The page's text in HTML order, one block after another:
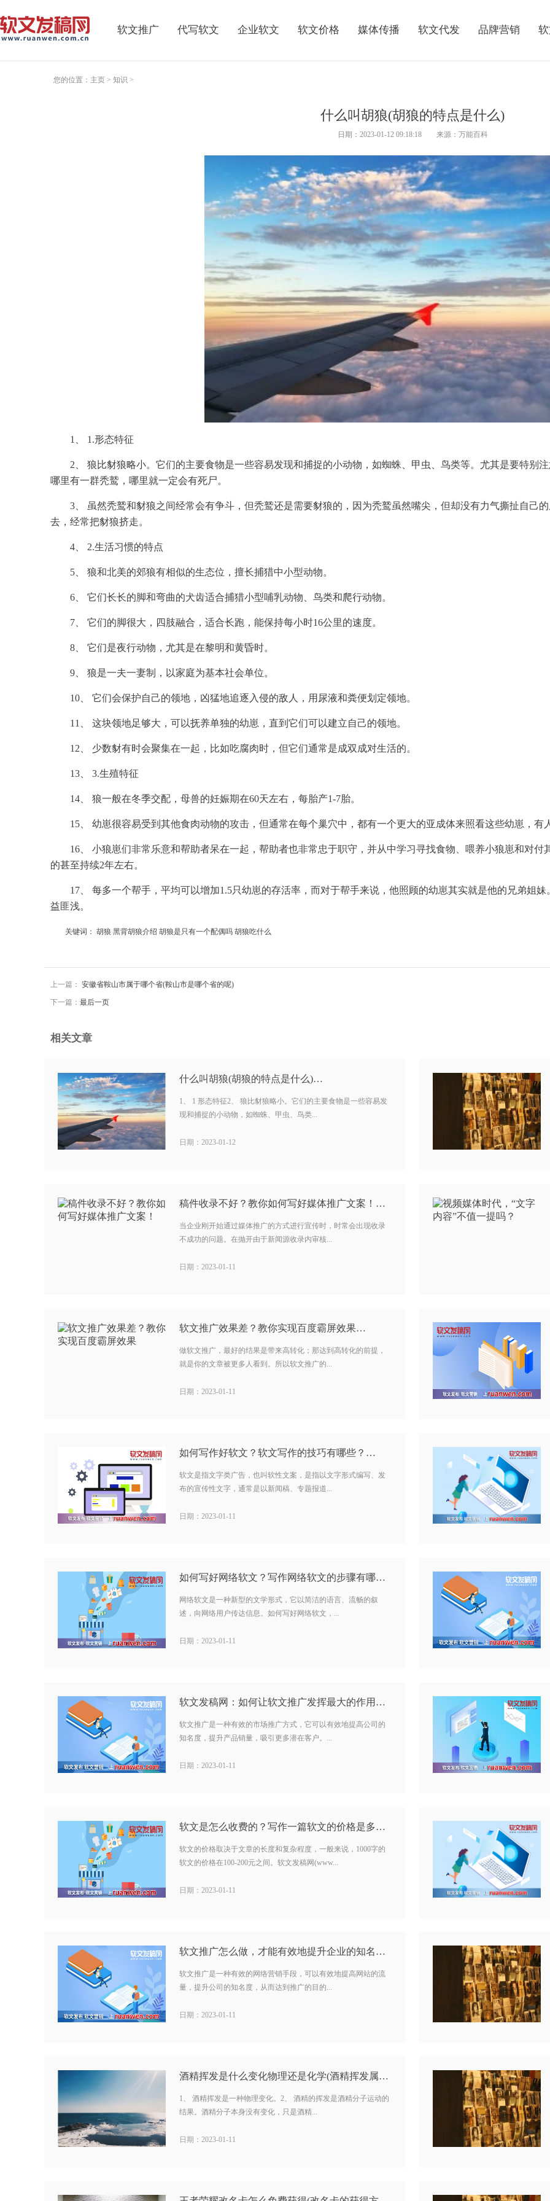
软文推广 代写软文 企业软文 软文价格 媒体传播 软文代发 品牌营销
您的位置： 主页 > 知识 >
什么叫胡狼(胡狼的特点是什么)
日期：2023-01-12 09:18:18 来源：万能百科
1、 1.形态特征
2、 狼比豺狼略小。它们的主要食物是一些容易发现和捕捉的小动物，如蜘蛛、甲虫、鸟类等。尤其是要特别
哪里有一群秃鹫， 哪里就一定会有死尸。
3、 虽然秃鹫和豺狼之间经常会有争斗，但秃鹫还是需要豺狼的，因为秃鹫虽然嘴尖，但却没有力气撕扯自己
去，经常把豺狼挤走。
4、 2.生活习惯的特点
5、 狼和北美的郊狼有相似的生态位，擅长捕猎中小型动物。
6、 它们长长的脚和弯曲的犬齿适合捕猎小型哺乳动物、鸟类和爬行动物。
7、 它们的脚很大，四肢融合 ，适合长跑，能保持每小时16公里的速度。
8、 它们是夜行动物，尤其是在黎明和黄昏时。
9、 狼是一夫一妻制，以家庭为基本社会单位。
10、 它们会保护自己的领地，凶猛地追逐入侵的敌人，用尿液和粪便划定领地。
11、 这块领地足够大，可以抚养单独的幼崽，直到它们可以建立自己的领地。
12、 少数豺有时会聚集在一起，比如吃腐肉时，但它们通常是成双成对生活的。
13、 3.生殖特征
14、 狼一般在冬季交配，母兽的妊娠期在60天左右，每胎产1-7胎。
15、 幼崽很容易受到其他食肉动物的攻击，但通常在每个巢穴中，都有一个更大的亚成体来照看这些幼崽，有
16、 小狼崽们非常乐意和帮助者呆在一起，帮助者也非常忠于职守，并从中学习寻找食物、喂养小狼崽和对
的甚至持续2年左右。
17、 每多一个帮手，平均可以增加1.5只幼崽的存活率，而对于帮手来说，他照顾的幼崽其实就是他的兄弟姐
益匪浅。
关键词： 胡狼 黑背胡狼介绍 胡狼是只有一个配偶吗 胡狼吃什么
上一篇： 安徽省鞍山市属于哪个省(鞍山市是哪个省的呢)
下一篇： 最后一页
相关文章
什么叫胡狼(胡狼的特点是什么)…
1、 1 形态特征2、 狼比豺狼略小。它们的主要食物是一些容易发
现和捕捉的小动物，如蜘蛛、甲虫、鸟类...
日期：2023-01-12
稿件收录不好？教你如何写好媒体推广文案！…
当企业刚开始通过媒体推广的方式进行宣传时，时常会出现收录
不成功的问题。在抛开由于新闻源收录内审核...
日期：2023-01-11
软文推广效果差？教你实现百度霸屏效果…
做软文推广，最好的结果是带来高转化；那达到高转化的前提，
就是你的文章被更多人看到。所以软文推广的...
日期：2023-01-11
如何写作好软文？软文写作的技巧有哪些？…
软文是指文字类广告，也叫软性文案，是指以文字形式编写、发
布的宣传性文字，通常是以新闻稿、专题报道...
日期：2023-01-11
如何写好网络软文？写作网络软文的步骤有哪些呢？…
网络软文是一种新型的文学形式，它以简洁的语言、流畅的叙
述，向网络用户传达信息。如何写好网络软文，...
日期：2023-01-11
软文发稿网：如何让软文推广发挥最大的作用？…
软文推广是一种有效的市场推广方式，它可以有效地提高公司的
知名度，提升产品销量，吸引更多潜在客户。...
日期：2023-01-11
软文是怎么收费的？写作一篇软文的价格是多少？…
软文的价格取决于文章的长度和复杂程度，一般来说，1000字的
软文的价格在100-200元之间。软文发稿网(www...
日期：2023-01-11
软文推广怎么做，才能有效地提升企业的知名度？…
软文推广是一种有效的网络营销手段，可以有效地提高网站的流
量，提升公司的知名度，从而达到推广的目的...
日期：2023-01-11
酒精挥发是什么变化物理还是化学(酒精挥发属于什么物态变化) …
1、 酒精挥发是一种物理变化。2、 酒精的挥发是酒精分子运动的
结果。酒精分子本身没有变化，只是酒精...
日期：2023-01-11